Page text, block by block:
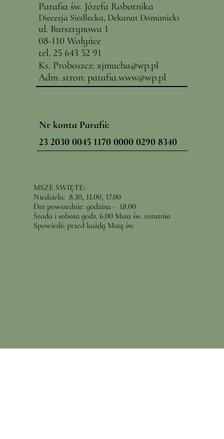
Parafia św. Józefa Robotnika
Diecezja Siedlecka, Dekanat Domanicki
ul. Bursztynowa 1
08-110 Wołyńce
tel. 25 643 52 91
Ks. Proboszcz: xjmucha@wp.pl
Adm. stron: parafia.www@wp.pl
Nr konta Parafii:
23 2030 0045 1170 0000 0290 8340
MSZE ŚWIĘTE:
Niedziela: 8.30, 11.00, 17.00
Dni powszednie: godzina - 18.00
Środa i sobota godz. 6.00 Msza św. roratnia
Spowiedź: przed każdą Mszą św.